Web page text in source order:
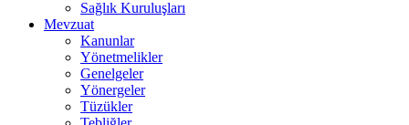
Sağlık Kuruluşları
Mevzuat
Kanunlar
Yönetmelikler
Genelgeler
Yönergeler
Tüzükler